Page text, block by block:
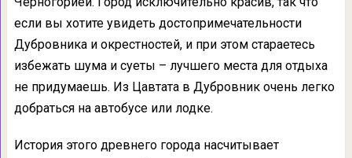
если вы хотите увидеть достопримечательности
Дубровника и окрестностей, и при этом стараетесь
избежать шума и суеты – лучшего места для отдыха
не придумаешь. Из Цавтата в Дубровник очень легко
добраться на автобусе или лодке.
История этого древнего города насчитывает